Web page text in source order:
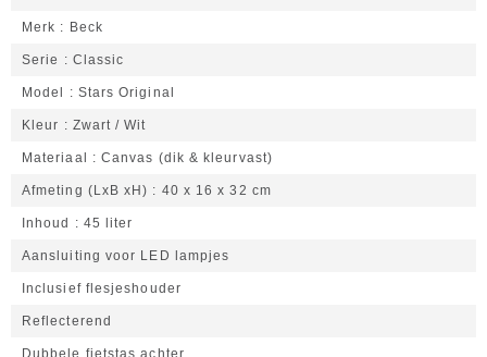
Merk Beck
Serie Classic
Model Stars Original
Kleur Zwart / Wit
Materiaal Canvas (dik & kleurvast)
Afmeting (LxB xH) 40 x 16 x 32 cm
Inhoud 45 liter
Aansluiting voor LED lampjes
Inclusief flesjeshouder
Reflecterend
Dubbele fietstas achter